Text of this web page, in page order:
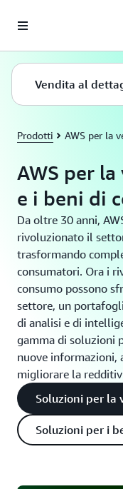
Vendita al
Prodotti AWS per la
AWS per
e i beni di
Da oltre 30 anni,
rivoluzionato il
trasformando
consumatori. Ora i
consumo possono
settore, un
di analisi e di
gamma di soluzioni
nuove informazioni,
migliorare la
Soluzioni per la
Soluzioni per i